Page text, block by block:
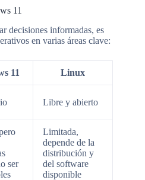
11
decisiones informadas, es
en varias áreas clave:
11 Linux
Libre y abierto
ser
Limitada,
depende de la
distribución y
del software
disponible